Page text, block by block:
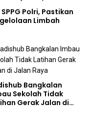
Polri, Pastikan
Limbah
Bangkalan
Sekolah Tidak
Gerak Jalan di